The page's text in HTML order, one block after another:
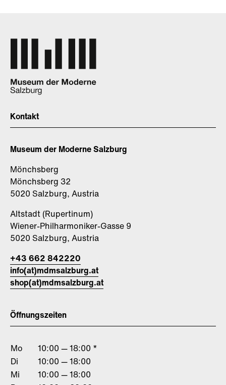
Kontakt
Museum der Moderne Salzburg
Mönchsberg
Mönchsberg 32
5020 Salzburg, Austria
Altstadt (Rupertinum)
Wiener-Philharmoniker-Gasse 9
5020 Salzburg, Austria
+43 662 842220
info(at)mdmsalzburg.at
shop(at)mdmsalzburg.at
Öffnungszeiten
Mo
10:00 — 18:00 *
Di
10:00 — 18:00
Mi
10:00 — 18:00